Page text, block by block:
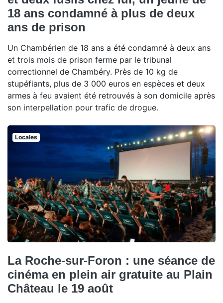
18 ans condamné à plus de deux
ans de prison
Un Chambérien de 18 ans a été condamné à deux ans
et trois mois de prison ferme par le tribunal
correctionnel de Chambéry. Près de 10 kg de
stupéfiants, plus de 3 000 euros en espèces et deux
armes à feu avaient été retrouvés à son domicile après
son interpellation pour trafic de drogue.
Locales
La Roche-sur-Foron : une séance de
cinéma en plein air gratuite au Plain
Château le 19 août